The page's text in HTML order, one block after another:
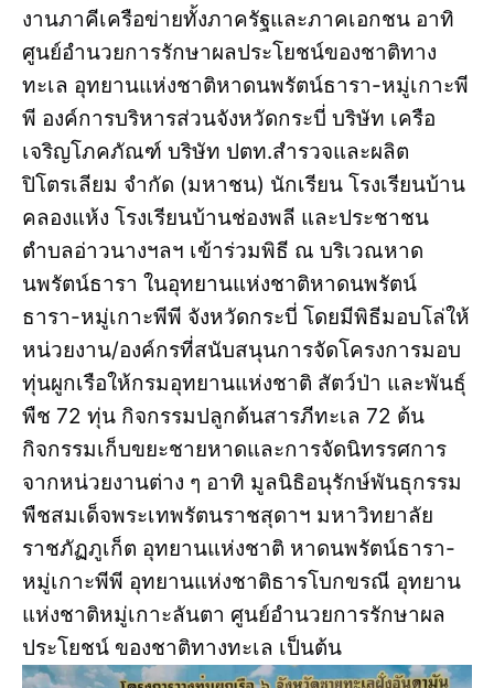
งานภาคีเครือข่ายทั้งภาครัฐและภาคเอกชน อาทิ
ศูนย์อำนวยการรักษาผลประโยชน์ของชาติทาง
ทะเล อุทยานแห่งชาติหาดนพรัตน์ธารา-หมู่เกาะพี
พี องค์การบริหารส่วนจังหวัดกระบี่ บริษัท เครือ
เจริญโภคภัณฑ์ บริษัท ปตท.สำรวจและผลิต
ปิโตรเลียม จำกัด (มหาชน) นักเรียน โรงเรียนบ้าน
คลองแห้ง โรงเรียนบ้านช่องพลี และประชาชน
ตำบลอ่าวนางฯลฯ เข้าร่วมพิธี ณ บริเวณหาด
นพรัตน์ธารา ในอุทยานแห่งชาติหาดนพรัตน์
ธารา-หมู่เกาะพีพี จังหวัดกระบี่ โดยมีพิธีมอบโล่ให้
หน่วยงาน/องค์กรที่สนับสนุนการจัดโครงการมอบ
ทุ่นผูกเรือให้กรมอุทยานแห่งชาติ สัตว์ป่า และพันธุ์
พืช 72 ทุ่น กิจกรรมปลูกต้นสารภีทะเล 72 ต้น
กิจกรรมเก็บขยะชายหาดและการจัดนิทรรศการ
จากหน่วยงานต่าง ๆ อาทิ มูลนิธิอนุรักษ์พันธุกรรม
พืชสมเด็จพระเทพรัตนราชสุดาฯ มหาวิทยาลัย
ราชภัฏภูเก็ต อุทยานแห่งชาติ หาดนพรัตน์ธารา-
หมู่เกาะพีพี อุทยานแห่งชาติธารโบกขรณี อุทยาน
แห่งชาติหมู่เกาะลันตา ศูนย์อำนวยการรักษาผล
ประโยชน์ ของชาติทางทะเล เป็นต้น